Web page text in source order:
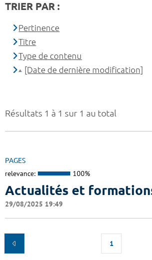
Résultats 1 à 1 sur 1 au total
PAGES
relevance: 100%
Actualités et
29/08/2025 19:49
1
TRIER PAR :
Pertinence
Titre
Type de contenu
[Date de dernière modification]